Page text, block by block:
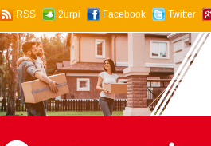
RSS 2urpi Facebook Twitter